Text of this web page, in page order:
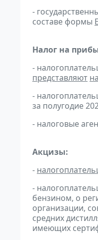
-
составе формы
Налог на
-
представляют
-
за полугодие
- налоговые
Акцизы:
-
-
бензином, о
организации,
средних
имеющих